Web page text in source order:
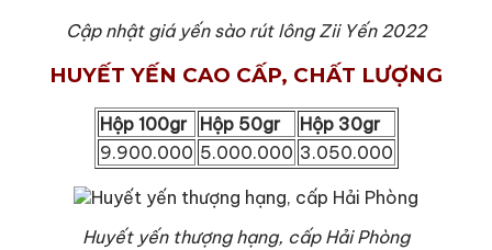
Cập nhật giá yến sào rút lông Zii Yến 2022
HUYẾT YẾN CAO CẤP, CHẤT LƯỢNG
Hộp 100gr Hộp 50gr
Hộp 30gr
9.900.000 5.000.000 3.050.000
Huyết yến thượng hạng, cấp Hải Phòng